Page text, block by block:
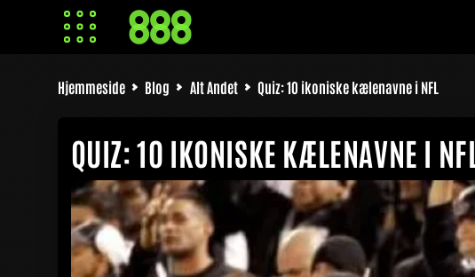
Hjemmeside Blog Alt Andet Quiz: 10 ikoniske kælenavne i NFL
QUIZ: 10 IKONISKE KÆLENAVNE I NFL